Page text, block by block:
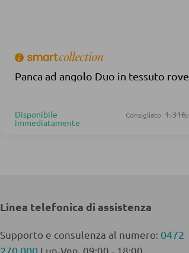
Panca ad angolo Duo in tessuto
Disponibile
immediatamente
Consigliato
Linea telefonica di assistenza
Supporto e consulenza al numero: 0472